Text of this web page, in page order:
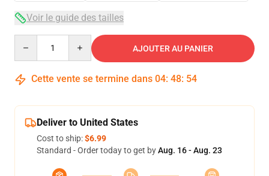
Voir le guide des tailles
AJOUTER AU PANIER
Cette vente se termine dans 04: 48: 54
Deliver to United States
Cost to ship:$6.99
Standard - Order today to get byAug. 16 - Aug. 23